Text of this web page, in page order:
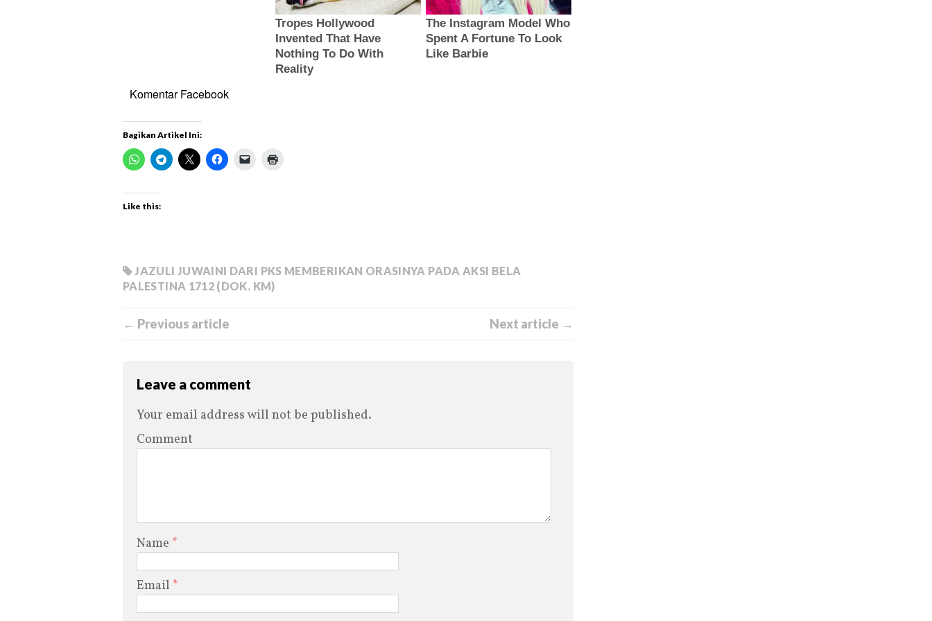
Komentar Facebook
Bagikan Artikel Ini:
Like this:
JAZULI JUWAINI DARI PKS MEMBERIKAN ORASINYA PADA AKSI BELA
PALESTINA 1712 (DOK. KM)
← Previous article Next article →
Leave a comment
Your email address will not be published.
Comment
Name *
Email *